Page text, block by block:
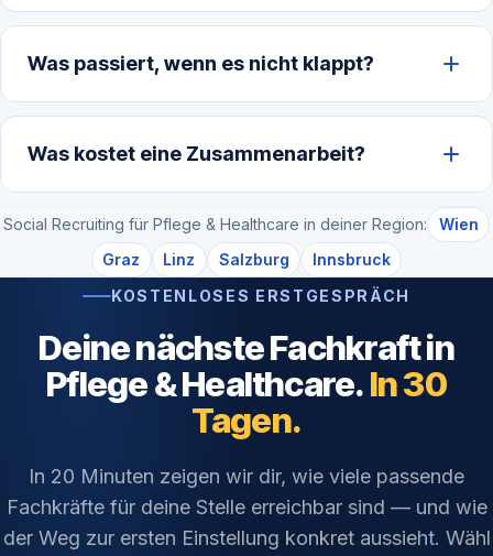
Was passiert, wenn es nicht klappt?
Was kostet eine Zusammenarbeit?
Social Recruiting für Pflege & Healthcare in deiner Region:
Wien
Graz
Linz Salzburg
Innsbruck
KOSTENLOSES ERSTGESPRÄCH
Deine nächste Fachkraft in
Pflege & Healthcare.In 30
Tagen.
In 20 Minuten zeigen wir dir, wie viele passende
Fachkräfte für deine Stelle erreichbar sind — und wie
der Weg zur ersten Einstellung konkret aussieht. Wähl